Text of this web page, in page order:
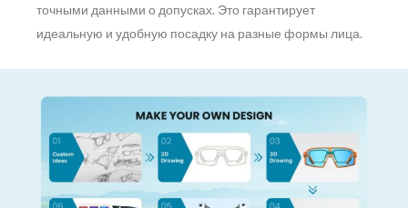
точными данными о допусках. Это гарантирует
идеальную и удобную посадку на разные формы лица.